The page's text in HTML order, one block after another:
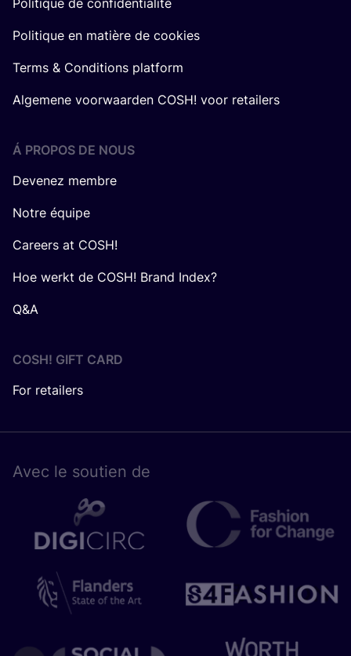
Politique de confidentialité
Politique en matière de cookies
Terms & Conditions platform
Algemene voorwaarden COSH! voor retailers
Á PROPOS DE NOUS
Devenez membre
Notre équipe
Careers at COSH!
Hoe werkt de COSH! Brand Index?
Q&A
COSH! GIFT CARD
For retailers
Avec le sou­tien de